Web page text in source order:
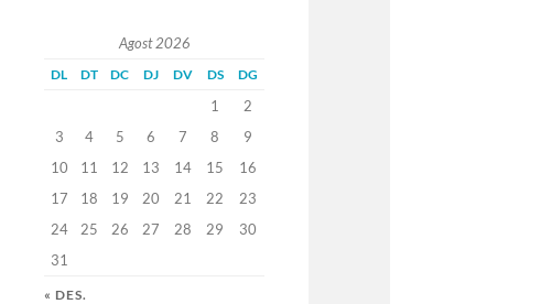
Agost 2026
DL DT DC DJ DV DS DG
1
2
3
4 5 6 7 8
9
10
11 12 13 14 15
16
17
18 19 20 21 22
23
24
25 26 27 28 29
30
31
« DES.